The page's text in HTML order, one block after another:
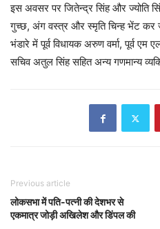
इस अवसर पर जितेन्द्र सिंह और ज्योति
गुच्छ, अंग वस्त्र और स्मृति चिन्ह भेंट कर
भंडारे में पूर्व विधायक अरुण वर्मा, पूर्व
सचिव अतुल सिंह सहित अन्य गणमान्य
Previous article
लोकसभा में पति-पत्नी की देशभर से
एकमात्र जोड़ी अखिलेश और डिंपल की